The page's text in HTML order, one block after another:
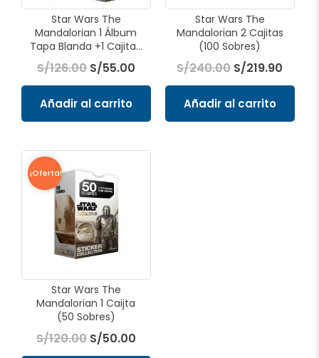
Star Wars The
Mandalorian 1 Álbum
Tapa Blanda +1 Cajita...
S/126.00 S/55.00
Añadir al carrito
Star Wars The
Mandalorian 2 Cajitas
(100 Sobres)
S/240.00 S/219.90
Añadir al carrito
¡Oferta!
Star Wars The
Mandalorian 1 Caijta
(50 Sobres)
S/120.00
precio
original
era:
S/120.00.
S/50.00